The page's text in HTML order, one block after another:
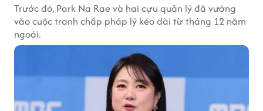
Trước đó, Park Na Rae và hai cựu quản lý đã vướng
vào cuộc tranh chấp pháp lý kéo dài từ tháng 12 năm
ngoái.